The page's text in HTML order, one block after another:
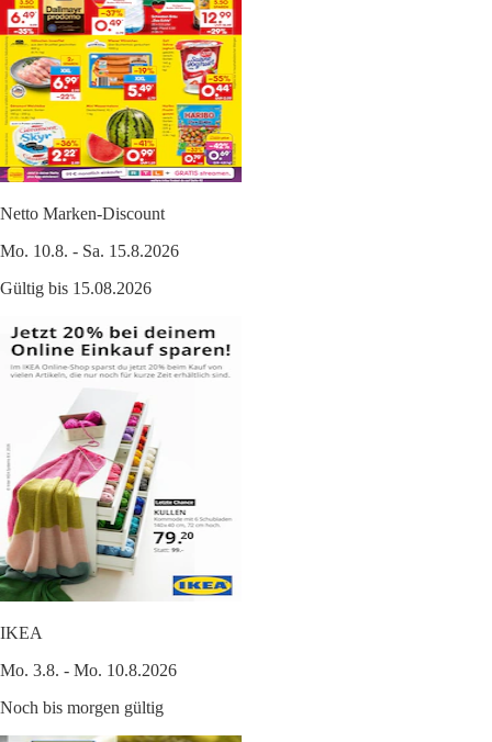
Netto Marken-Discount
Mo. 10.8. - Sa. 15.8.2026
Gültig bis 15.08.2026
IKEA
Mo. 3.8. - Mo. 10.8.2026
Noch bis morgen gültig